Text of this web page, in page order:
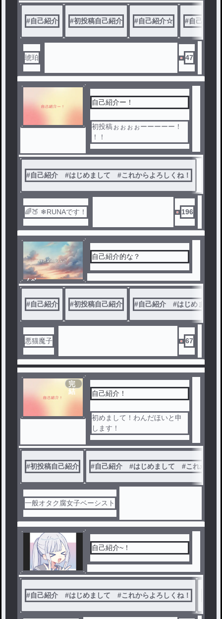
#自己紹介 #初投稿自己紹介 #自己紹介☆ #自己紹介
琥珀 47
自己紹介ー！
初投稿ぉぉぉぉーーーーー！
！！
#自己紹介 #はじめまして #これからよろしくね！
🌈🍑 ❄RUNAです！ 196
ノベ
ル
自己紹介的な？
#自己紹介 #初投稿自己紹介 #自己紹介 #はじめまし
悪猫魔子 67
完
結
自己紹介！
初めまして！わんだほいと申
します！
#初投稿自己紹介 #自己紹介 #はじめまして #これからよ
一般オタク腐女子ベーシスト
自己紹介~！
#自己紹介 #はじめまして #これからよろしくね！